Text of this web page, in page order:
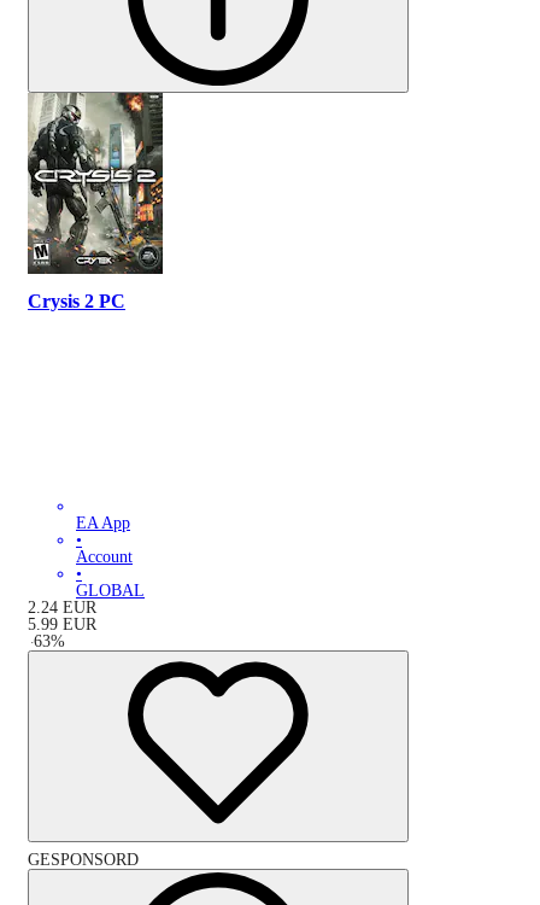
Crysis 2 PC
EA App
•
Account
•
GLOBAL
2.24 EUR
5.99 EUR
-63%
GESPONSORD